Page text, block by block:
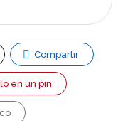
Compartir
en un pin